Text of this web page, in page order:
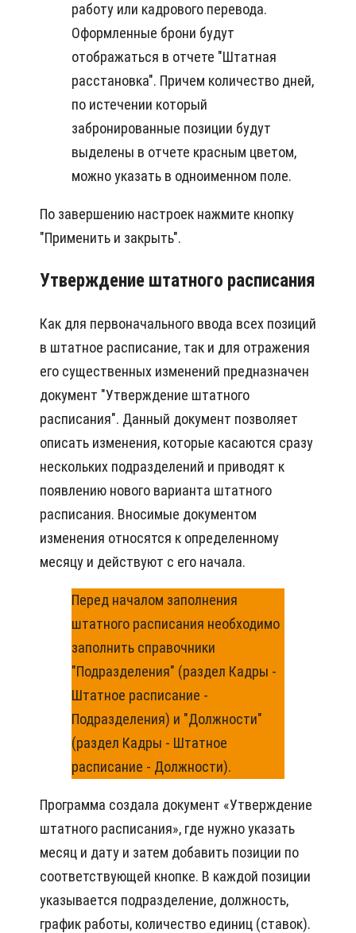
работу или кадрового перевода.
Оформленные брони будут
отображаться в отчете "Штатная
расстановка". Причем количество дней,
по истечении который
забронированные позиции будут
выделены в отчете красным цветом,
можно указать в одноименном поле.
По завершению настроек нажмите кнопку
"Применить и закрыть".
Утверждение штатного расписания
Как для первоначального ввода всех позиций
в штатное расписание, так и для отражения
его существенных изменений предназначен
документ "Утверждение штатного
расписания". Данный документ позволяет
описать изменения, которые касаются сразу
нескольких подразделений и приводят к
появлению нового варианта штатного
расписания. Вносимые документом
изменения относятся к определенному
месяцу и действуют с его начала.
Перед началом заполнения
штатного расписания необходимо
заполнить справочники
"Подразделения" (раздел Кадры -
Штатное расписание -
Подразделения) и "Должности"
(раздел Кадры - Штатное
расписание - Должности).
Программа создала документ «Утверждение
штатного расписания», где нужно указать
месяц и дату и затем добавить позиции по
соответствующей кнопке. В каждой позиции
указывается подразделение, должность,
график работы, количество единиц (ставок).